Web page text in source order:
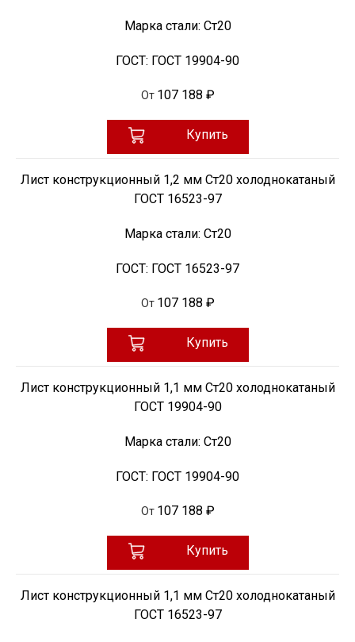
Марка стали: Ст20
ГОСТ: ГОСТ 19904-90
От 107 188 ₽
Купить
Лист конструкционный 1,2 мм Ст20 холоднокатаный
ГОСТ 16523-97
Марка стали: Ст20
ГОСТ: ГОСТ 16523-97
От 107 188 ₽
Купить
Лист конструкционный 1,1 мм Ст20 холоднокатаный
ГОСТ 19904-90
Марка стали: Ст20
ГОСТ: ГОСТ 19904-90
От 107 188 ₽
Купить
Лист конструкционный 1,1 мм Ст20 холоднокатаный
ГОСТ 16523-97